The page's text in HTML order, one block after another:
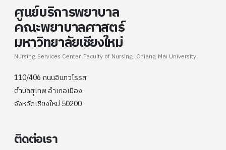
ศูนย์บริการพยาบาล
คณะพยาบาลศาสตร์
มหาวิทยาลัยเชียงใหม่
Nursing Services Center, Faculty of Nursing, Chiang Mai University
110/406 ถนนอินทวโรรส
ตำบลสุเทพ อำเภอเมือง
จังหวัดเชียงใหม่ 50200
ติดต่อเรา